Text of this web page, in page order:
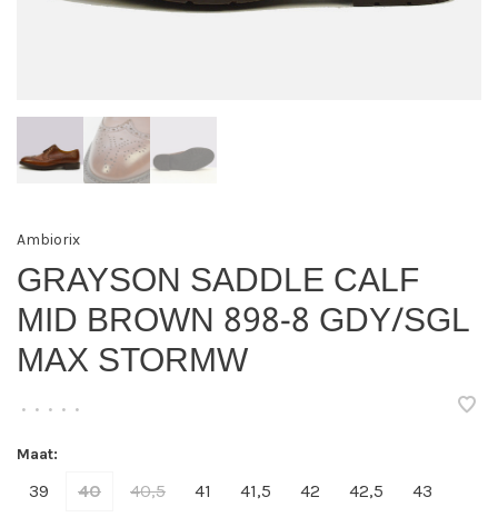
Ambiorix
GRAYSON SADDLE CALF
MID BROWN 898-8 GDY/SGL
MAX STORMW
• • • • •
Maat:
39 40 40,5 41 41,5 42 42,5
43